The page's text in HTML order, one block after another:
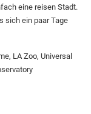
eine reisen Stadt.
sich ein paar Tage
LA Zoo, Universal